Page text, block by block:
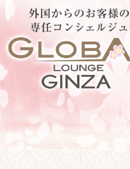
グローバルラウンジ銀座 の特徴
ビジネスでの
個人でのご利用
特別サービス紹介
お客様へのご案内
よくある ご質問